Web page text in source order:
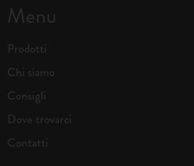
Menu
Prodotti
Chi siamo
Consigli
Dove trovarci
Contatti